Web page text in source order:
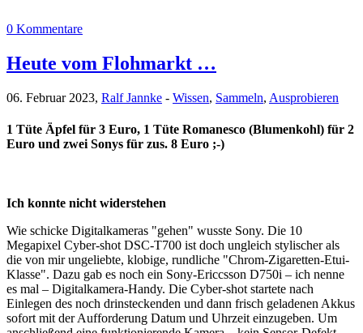
0 Kommentare
Heute vom Flohmarkt …
06. Februar 2023, Ralf Jannke - Wissen, Sammeln, Ausprobieren
1 Tüte Äpfel für 3 Euro, 1 Tüte Romanesco (Blumenkohl) für 2
Euro und zwei Sonys für zus. 8 Euro ;-)
Ich konnte nicht widerstehen
Wie schicke Digitalkameras "gehen" wusste Sony. Die 10
Megapixel Cyber-shot DSC-T700 ist doch ungleich stylischer als
die von mir ungeliebte, klobige, rundliche "Chrom-Zigaretten-Etui-
Klasse". Dazu gab es noch ein Sony-Ericcsson D750i – ich nenne
es mal – Digitalkamera-Handy. Die Cyber-shot startete nach
Einlegen des noch drinsteckenden und dann frisch geladenen Akkus
sofort mit der Aufforderung Datum und Uhrzeit einzugeben. Um